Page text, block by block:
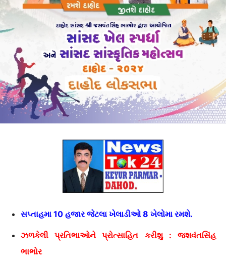
સપ્તાહમા 10 હજાર જેટલા ખેલાડીઓ 8 ખેલોમા રમશે.
ઝળકેલી પ્રતિભાઓને પ્રોત્સાહિત કરીશુ : જશવંતસિંહ
ભાભોર